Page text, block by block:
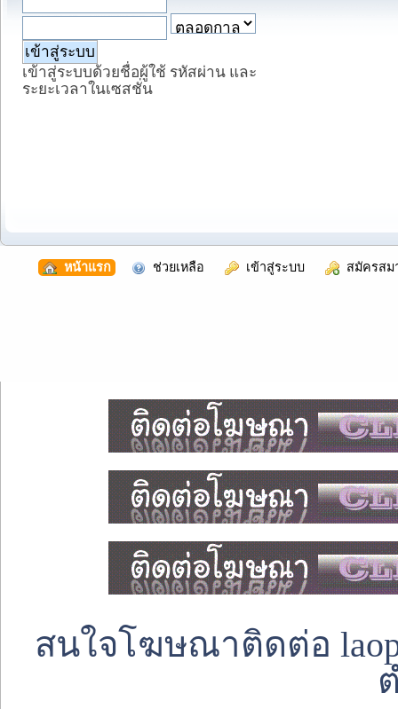
เข้าสู่ระบบด้วยชื่อผู้ใช้ รหัสผ่าน และ
ระยะเวลาในเซสชั่น
หน้าแรก ช่วยเหลือ เข้าสู่ระบบ สมัครสม
สนใจโฆษณาติดต่อ